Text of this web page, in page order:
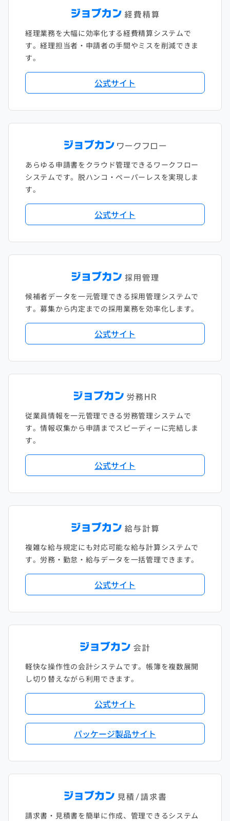
経理業務を大幅に効率化する経費精算システムで
す。経理担当者・申請者の手間やミスを削減できま
す。
公式サイト
あらゆる申請書をクラウド管理できるワークフロー
システムです。脱ハンコ・ペーパーレスを実現しま
す。
公式サイト
候補者データを一元管理できる採用管理システムで
す。募集から内定までの採用業務を効率化します。
公式サイト
従業員情報を一元管理できる労務管理システムで
す。情報収集から申請までスピーディーに完結しま
す。
公式サイト
複雑な給与規定にも対応可能な給与計算システムで
す。労務・勤怠・給与データを一括管理できます。
公式サイト
軽快な操作性の会計システムです。帳簿を複数展開
し切り替えながら利用できます。
公式サイト
パッケージ製品サイト
請求書・見積書を簡単に作成、管理できるシステム